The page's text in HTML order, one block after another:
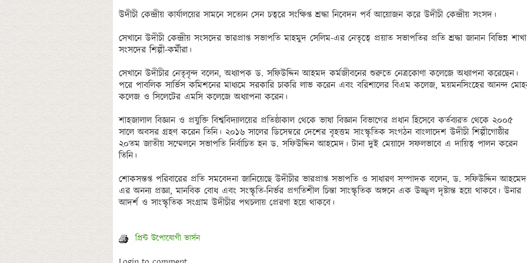
উদীচী কেন্দ্রীয় কার্যালয়ের সামনে সত্যেন সেন চত্বরে সংক্ষিপ্ত শ্রদ্ধা নিবেদন পর্ব আয়োজন করে উদীচী কেন্দ্রীয় সংসদ।
সেখানে উদীচী কেন্দ্রীয় সংসদের ভারপ্রাপ্ত সভাপতি মাহমুদ সেলিম-এর নেতৃত্বে প্রয়াত সভাপতির প্রতি শ্রদ্ধা জানান বিভিন্ন শাখা
সংসদের শিল্পী-কর্মীরা।
সেখানে উদীচীর নেতৃবৃন্দ বলেন, অধ্যাপক ড. সফিউদ্দিন আহমদ কর্মজীবনের শুরুতে নেত্রকোণা কলেজে অধ্যাপনা করেছেন।
পরে পাবলিক সার্ভিস কমিশনের মাধ্যমে সরকারি চাকরি লাভ করেন এবং বরিশালের বিএম কলেজ, ময়মনসিংহের আনন্দ
কলেজ ও সিলেটের এমসি কলেজে অধ্যাপনা করেন।
শাহজালাল বিজ্ঞান ও প্রযুক্তি বিশ্ববিদ্যালয়ের প্রতিষ্ঠাকাল থেকে ভাষা বিজ্ঞান বিভাগের প্রধান হিসেবে কর্তব্যরত থেকে ২০০৫
সালে অবসর গ্রহণ করেন তিনি। ২০১৬ সালের ডিসেম্বরে দেশের বৃহত্তম সাংস্কৃতিক সংগঠন বাংলাদেশ উদীচী শিল্পীগোষ্ঠীর
২০তম জাতীয় সম্মেলনে সভাপতি নির্বাচিত হন ড. সফিউদ্দিন আহমেদ। টানা দুই মেয়াদে সফলভাবে এ দায়িত্ব পালন করেন
তিনি।
শোকসন্তপ্ত পরিবারের প্রতি সমবেদনা জানিয়েছে উদীচীর ভারপ্রাপ্ত সভাপতি ও সাধারণ সম্পাদক বলেন, ড. সফিউদ্দিন
এর অনন্য প্রজ্ঞা, মানবিক বোধ এবং সংস্কৃতি-নির্ভর প্রগতিশীল চিন্তা সাংস্কৃতিক অঙ্গনে এক উজ্জ্বল দৃষ্টান্ত হয়ে থাকবে। উনার
আদর্শ ও সাংস্কৃতিক সংগ্রাম উদীচীর পথচলায় প্রেরণা হয়ে থাকবে।
প্রিন্ট উপোযোগী ভার্সন